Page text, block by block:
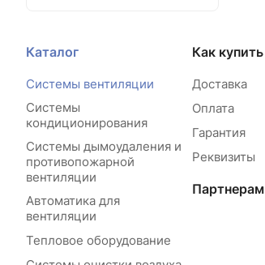
Каталог
Системы вентиляции
Системы
кондиционирования
Системы дымоудаления и
противопожарной
вентиляции
Автоматика для
вентиляции
Тепловое оборудование
Как купить
Доставка
Оплата
Гарантия
Реквизиты
Партнерам